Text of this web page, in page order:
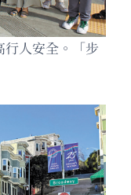
行人安全。「步